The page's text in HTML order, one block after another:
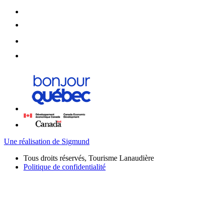
Une réalisation de Sigmund
Tous droits réservés, Tourisme Lanaudière
Politique de confidentialité